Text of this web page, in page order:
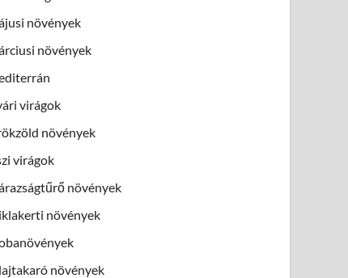
növények
növények
virágok
növények
virágok
növények
növények
növények